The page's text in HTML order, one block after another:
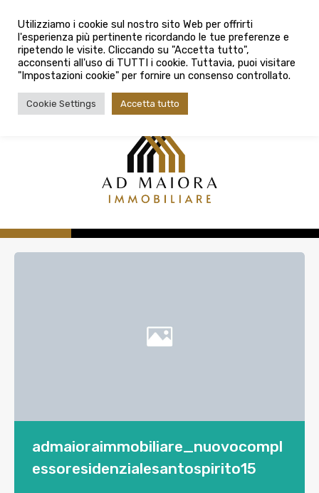
080 3759025
Città
Tipologia contratto
Tipologia contratto
admaioraimmobiliare_nuovocompl
essoresidenzialesantospirito15
Utilizziamo i cookie sul nostro sito Web per offrirti
l'esperienza più pertinente ricordando le tue preferenze e
ripetendo le visite. Cliccando su "Accetta tutto",
acconsenti all'uso di TUTTI i cookie. Tuttavia, puoi visitare
"Impostazioni cookie" per fornire un consenso controllato.
Cookie Settings Accetta tutto